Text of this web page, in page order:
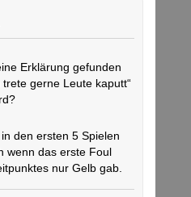
Erklärung gefunden
gerne Leute kaputt“
den ersten 5 Spielen
wenn das erste Foul
nur Gelb gab.